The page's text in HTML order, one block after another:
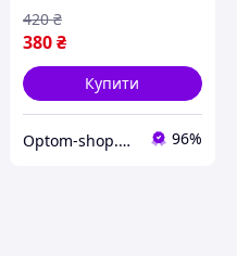
380₴
420 ₴
Купити
Optom-shop.com.ua - Оптовий інтернет-магазин: Одежа та взуття оптом, спідня білизна недорого 96%